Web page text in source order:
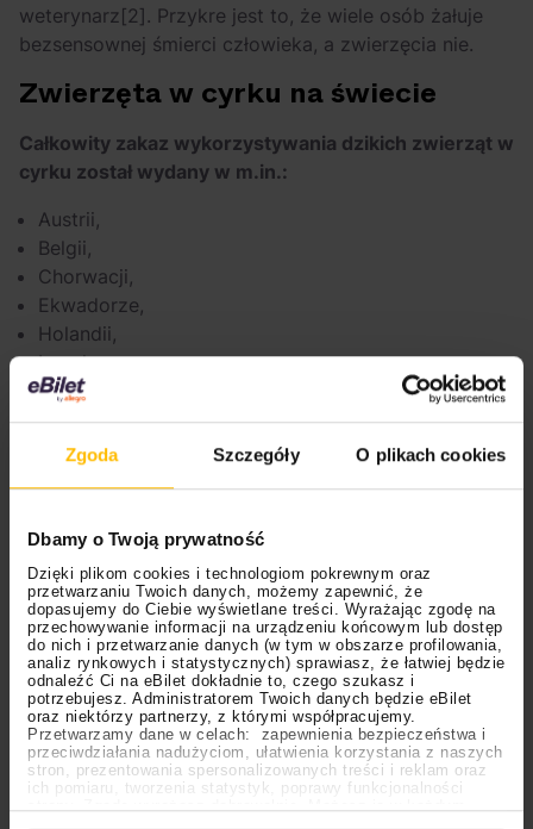
Zgoda Szczegóły O plikach cookies
Dbamy o Twoją prywatność
Dzięki plikom cookies i technologiom pokrewnym oraz
przetwarzaniu Twoich danych, możemy zapewnić, że
dopasujemy do Ciebie wyświetlane treści. Wyrażając zgodę na
przechowywanie informacji na urządzeniu końcowym lub dostęp
do nich i przetwarzanie danych (w tym w obszarze profilowania,
analiz rynkowych i statystycznych) sprawiasz, że łatwiej będzie
odnaleźć Ci na eBilet dokładnie to, czego szukasz i
potrzebujesz. Administratorem Twoich danych będzie eBilet
oraz niektórzy partnerzy, z którymi współpracujemy.
Przetwarzamy dane w celach: zapewnienia bezpieczeństwa i
przeciwdziałania nadużyciom, ułatwienia korzystania z naszych
stron, prezentowania spersonalizowanych treści i reklam oraz
ich pomiaru, tworzenia statystyk, poprawy funkcjonalności
weterynarz [2] . Przykre jest to, że wiele osób żałuje
bezsensownej śmierci człowieka, a zwierzęcia nie.
Zwierzęta w cyrku na świecie
Całkowity zakaz wykorzystywania dzikich zwierząt w
cyrku został wydany w m.in.:
Austrii,
Belgii,
Chorwacji,
Ekwadorze,
Holandii,
Izraelu,
Kostaryce,
Panamie,
Paragwaju,
Słowenii,
Wielkiej Brytanii.
Zakaz wykorzystywania wszystkich zwierząt w
cyrkach obowiązuje za to w m.in.Grecji, Brazylii, na
Malcie i Cyprze.
Częściowe ograniczenia wprowadzono w m.in.
Danii, Indiach, Meksyku, Kanadzie, Australii czy
Szwajcarii. Pojawiają się także lokalne zakazy cyrków